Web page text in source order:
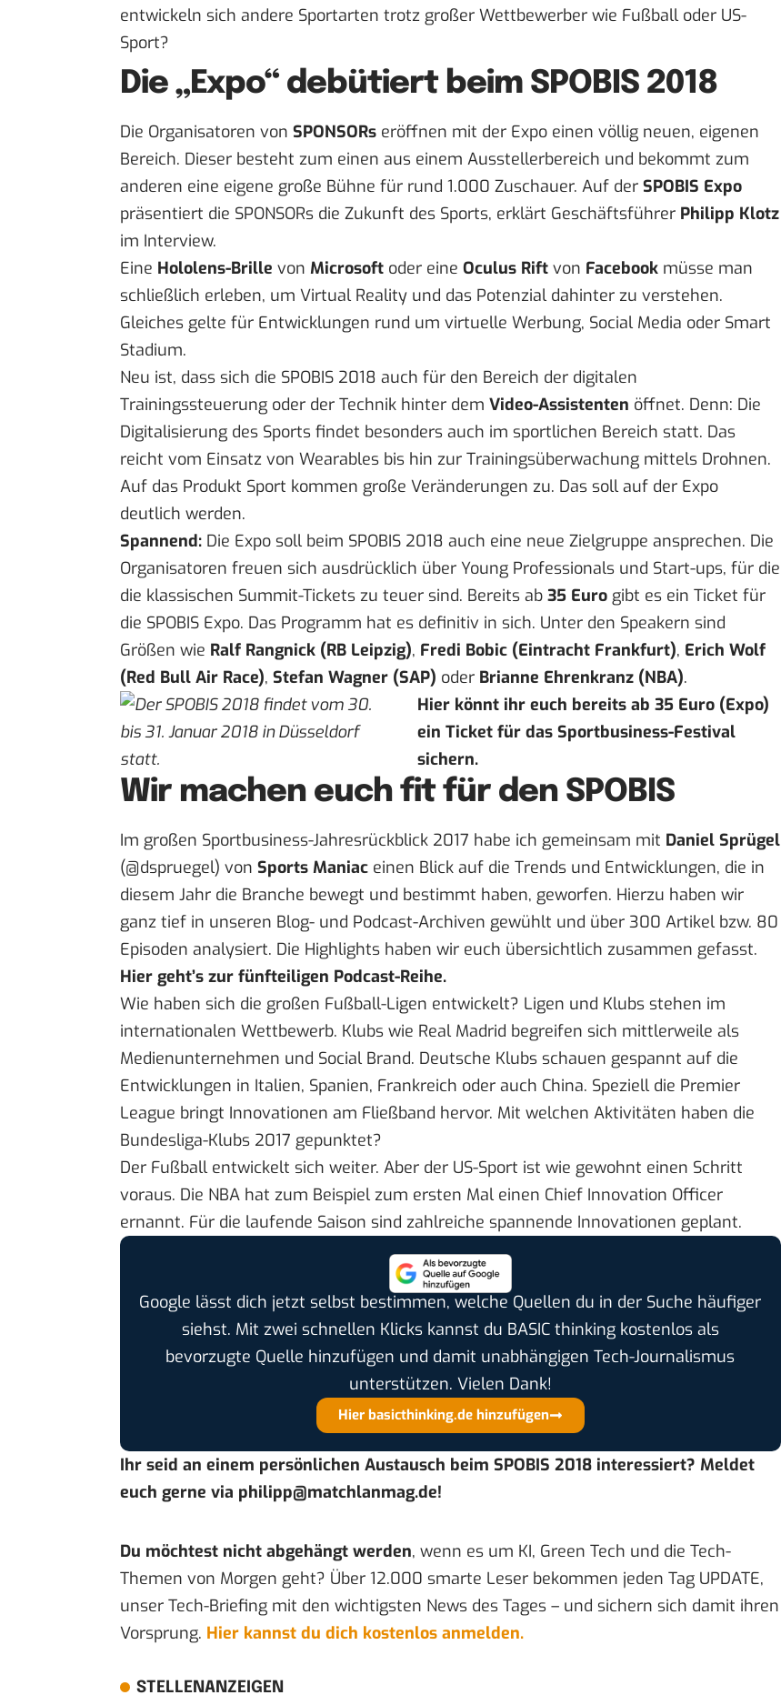
entwickeln sich andere Sportarten trotz großer Wettbewerber wie Fußball oder US-
Sport?
Die „Expo“ debütiert beim SPOBIS 2018
Die Organisatoren von SPONSORs eröffnen mit der Expo einen völlig neuen, eigenen
Bereich. Dieser besteht zum einen aus einem Ausstellerbereich und bekommt zum
anderen eine eigene große Bühne für rund 1.000 Zuschauer. Auf der SPOBIS Expo
präsentiert die SPONSORs die Zukunft des Sports, erklärt Geschäftsführer Philipp Klotz
im Interview.
Eine Hololens-Brille von Microsoft oder eine Oculus Rift von Facebook müsse man
schließlich erleben, um Virtual Reality und das Potenzial dahinter zu verstehen.
Gleiches gelte für Entwicklungen rund um virtuelle Werbung, Social Media oder Smart
Stadium.
Neu ist, dass sich die SPOBIS 2018 auch für den Bereich der digitalen
Trainingssteuerung oder der Technik hinter dem Video-Assistenten öffnet. Denn: Die
Digitalisierung des Sports findet besonders auch im sportlichen Bereich statt. Das
reicht vom Einsatz von Wearables bis hin zur Trainingsüberwachung mittels Drohnen.
Auf das Produkt Sport kommen große Veränderungen zu. Das soll auf der Expo
deutlich werden.
Spannend: Die Expo soll beim SPOBIS 2018 auch eine neue Zielgruppe ansprechen. Die
Organisatoren freuen sich ausdrücklich über Young Professionals und Start-ups, für die
die klassischen Summit-Tickets zu teuer sind. Bereits ab 35 Euro gibt es ein Ticket für
die SPOBIS Expo. Das Programm hat es definitiv in sich. Unter den Speakern sind
Größen wie Ralf Rangnick (RB Leipzig), Fredi Bobic (Eintracht Frankfurt), Erich Wolf
(Red Bull Air Race), Stefan Wagner (SAP) oder Brianne Ehrenkranz (NBA).
Hier könnt ihr euch bereits ab 35 Euro (Expo)
ein Ticket für das Sportbusiness-Festival
sichern.
Wir machen euch fit für den SPOBIS
Im großen Sportbusiness-Jahresrückblick 2017 habe ich gemeinsam mit Daniel Sprügel
(@dspruegel) von Sports Maniac einen Blick auf die Trends und Entwicklungen, die in
diesem Jahr die Branche bewegt und bestimmt haben, geworfen. Hierzu haben wir
ganz tief in unseren Blog- und Podcast-Archiven gewühlt und über 300 Artikel bzw. 80
Episoden analysiert. Die Highlights haben wir euch übersichtlich zusammen gefasst.
Hier geht’s zur fünfteiligen Podcast-Reihe.
Wie haben sich die großen Fußball-Ligen entwickelt? Ligen und Klubs stehen im
internationalen Wettbewerb. Klubs wie Real Madrid begreifen sich mittlerweile als
Medienunternehmen und Social Brand. Deutsche Klubs schauen gespannt auf die
Entwicklungen in Italien, Spanien, Frankreich oder auch China. Speziell die Premier
League bringt Innovationen am Fließband hervor. Mit welchen Aktivitäten haben die
Bundesliga-Klubs 2017 gepunktet?
Der Fußball entwickelt sich weiter. Aber der US-Sport ist wie gewohnt einen Schritt
voraus. Die NBA hat zum Beispiel zum ersten Mal einen Chief Innovation Officer
ernannt. Für die laufende Saison sind zahlreiche spannende Innovationen geplant.
Google lässt dich jetzt selbst bestimmen, welche Quellen du in der Suche häufiger
siehst. Mit zwei schnellen Klicks kannst du BASIC thinking kostenlos als
bevorzugte Quelle hinzufügen und damit unabhängigen Tech-Journalismus
unterstützen. Vielen Dank!
Hier basicthinking.de hinzufügen
Ihr seid an einem persönlichen Austausch beim SPOBIS 2018 interessiert? Meldet
euch gerne via philipp@matchlanmag.de!
Du möchtest nicht abgehängt werden, wenn es um KI, Green Tech und die Tech-
Themen von Morgen geht? Über 12.000 smarte Leser bekommen jeden Tag UPDATE,
unser Tech-Briefing mit den wichtigsten News des Tages – und sichern sich damit ihren
Vorsprung. Hier kannst du dich kostenlos anmelden.
STELLENANZEIGEN